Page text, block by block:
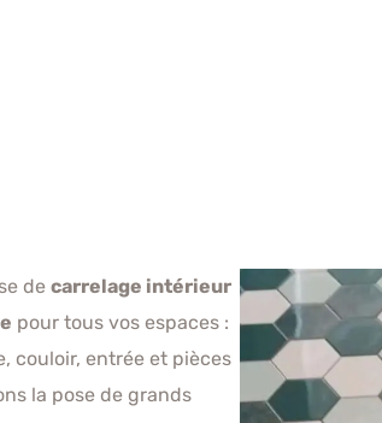
decarrelage intérieur
pour tous vos espaces :
couloir, entrée et pièces
la pose de grands